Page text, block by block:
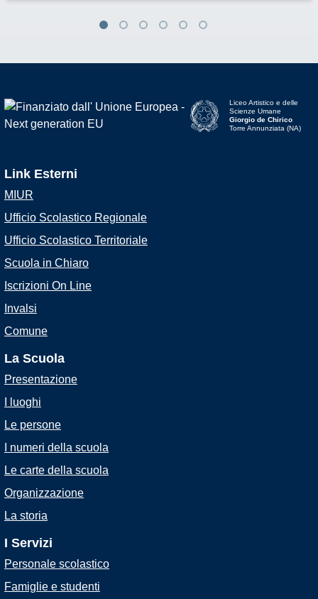
Liceo Artistico e delle
Scienze Umane
Giorgio de Chirico
Torre Annunziata (NA)
Link Esterni
MIUR
Ufficio Scolastico Regionale
Ufficio Scolastico Territoriale
Scuola in Chiaro
Iscrizioni On Line
Invalsi
Comune
La Scuola
Presentazione
I luoghi
Le persone
I numeri della scuola
Le carte della scuola
Organizzazione
La storia
I Servizi
Personale scolastico
Famiglie e studenti